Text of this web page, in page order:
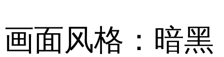
画面风格：暗黑